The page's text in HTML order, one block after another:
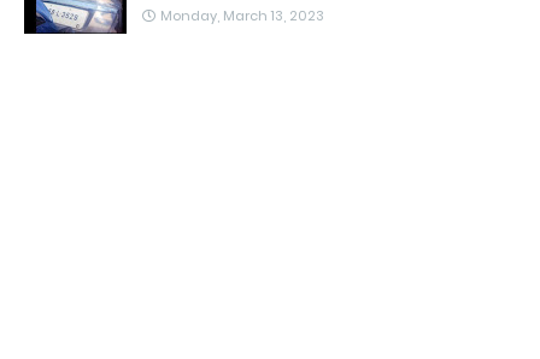
Monday, March 13, 2023